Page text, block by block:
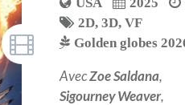
2D,3D,VF
Golden globes
AvecZoe Saldana,
Sigourney Weaver,